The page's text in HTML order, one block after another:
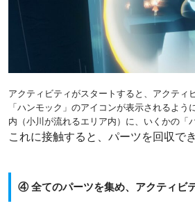
アクティビティがスタートすると、アクティ
「ハンモック」のアイコンが表示されるよう
内（小川が流れるエリア内）に、いくかの「
これに接触すると、パーツを回収でき
④ 全てのパーツを集め、アクティビ